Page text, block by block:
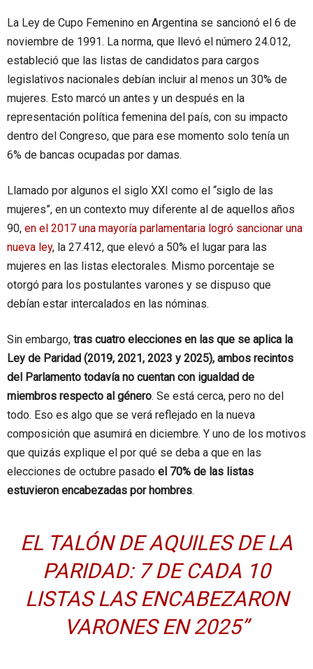
La Ley de Cupo Femenino en Argentina se sancionó el 6 de
noviembre de 1991. La norma, que llevó el número 24.012,
estableció que las listas de candidatos para cargos
legislativos nacionales debían incluir al menos un 30% de
mujeres. Esto marcó un antes y un después en la
representación política femenina del país, con su impacto
dentro del Congreso, que para ese momento solo tenía un
6% de bancas ocupadas por damas.
Llamado por algunos el siglo XXI como el “siglo de las
mujeres”, en un contexto muy diferente al de aquellos años
90, en el 2017 una mayoría parlamentaria logró sancionar una
nueva ley, la 27.412, que elevó a 50% el lugar para las
mujeres en las listas electorales. Mismo porcentaje se
otorgó para los postulantes varones y se dispuso que
debían estar intercalados en las nóminas.
Sin embargo, tras cuatro elecciones en las que se aplica la
Ley de Paridad (2019, 2021, 2023 y 2025), ambos recintos
del Parlamento todavía no cuentan con igualdad de
miembros respecto al género. Se está cerca, pero no del
todo. Eso es algo que se verá reflejado en la nueva
composición que asumirá en diciembre. Y uno de los motivos
que quizás explique el por qué se deba a que en las
elecciones de octubre pasado el 70% de las listas
estuvieron encabezadas por hombres.
EL TALÓN DE AQUILES DE LA
PARIDAD: 7 DE CADA 10
LISTAS LAS ENCABEZARON
VARONES EN 2025”